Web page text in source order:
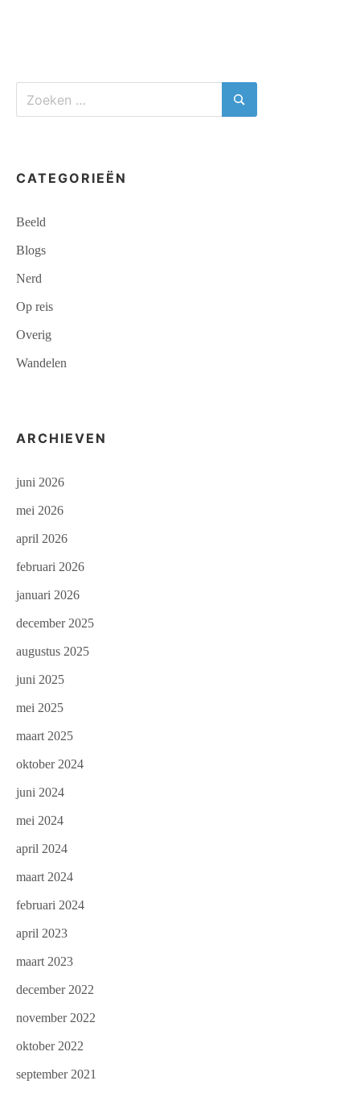
Zoeken
naar:
Zoeken
CATEGORIEËN
Beeld
Blogs
Nerd
Op reis
Overig
Wandelen
ARCHIEVEN
juni 2026
mei 2026
april 2026
februari 2026
januari 2026
december 2025
augustus 2025
juni 2025
mei 2025
maart 2025
oktober 2024
juni 2024
mei 2024
april 2024
maart 2024
februari 2024
april 2023
maart 2023
december 2022
november 2022
oktober 2022
september 2021